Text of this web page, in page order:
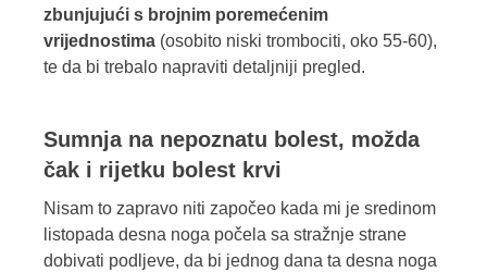
zbunjujući s brojnim poremećenim
vrijednostima (osobito niski trombociti, oko 55-60),
te da bi trebalo napraviti detaljniji pregled.
Sumnja na nepoznatu bolest, možda
čak i rijetku bolest krvi
Nisam to zapravo niti započeo kada mi je sredinom
listopada desna noga počela sa stražnje strane
dobivati podljeve, da bi jednog dana ta desna noga